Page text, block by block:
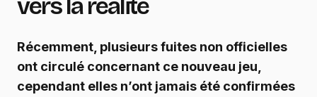
vers la réalité
Récemment, plusieurs fuites non officielles
ont circulé concernant ce nouveau jeu,
cependant elles n’ont jamais été confirmées